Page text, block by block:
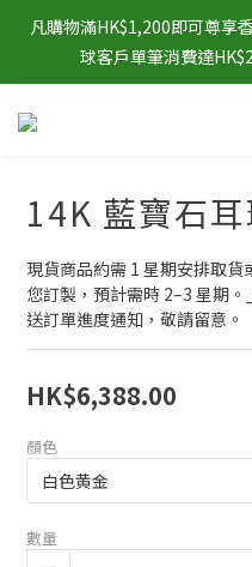
凡購物滿HK$1,200即可尊享
球客戶單筆消費達
14K 藍寶石
現貨商品約需 1 星期安排取
您訂製，預計需時 2–3 星期
送訂單進度通知，敬請留意。
HK$6,388.00
顏色
數量